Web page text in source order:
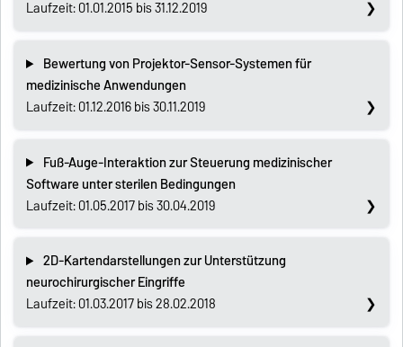
Laufzeit: 01.01.2015 bis 31.12.2019
Bewertung von Projektor-Sensor-Systemen für
medizinische Anwendungen
Laufzeit: 01.12.2016 bis 30.11.2019
Fuß-Auge-Interaktion zur Steuerung medizinischer
Software unter sterilen Bedingungen
Laufzeit: 01.05.2017 bis 30.04.2019
2D-Kartendarstellungen zur Unterstützung
neurochirurgischer Eingriffe
Laufzeit: 01.03.2017 bis 28.02.2018